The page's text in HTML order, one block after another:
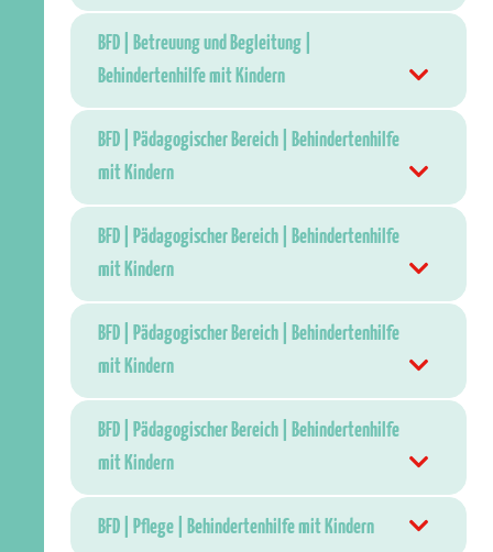
BFD | Betreuung und Begleitung |
Behindertenhilfe mit Kindern
BFD | Pädagogischer Bereich | Behindertenhilfe
mit Kindern
BFD | Pädagogischer Bereich | Behindertenhilfe
mit Kindern
BFD | Pädagogischer Bereich | Behindertenhilfe
mit Kindern
BFD | Pädagogischer Bereich | Behindertenhilfe
mit Kindern
BFD | Pflege | Behindertenhilfe mit Kindern